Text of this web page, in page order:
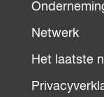
Netwerk
Het laatste